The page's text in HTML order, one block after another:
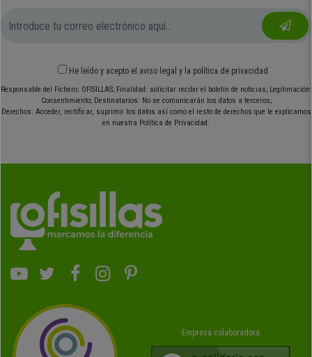
He leído y acepto el aviso legal y la política de privacidad
Responsable del Fichero: OFISILLAS; Finalidad: solicitar recibir el boletín de noticias; Legitimación:
Consentimiento; Destinatarios: No se comunicarán los datos a terceros;
Derechos: Acceder, rectificar, suprimir los datos así como el resto de derechos que le explicamos
en nuestra Política de Privacidad.
Empresa colaboradora